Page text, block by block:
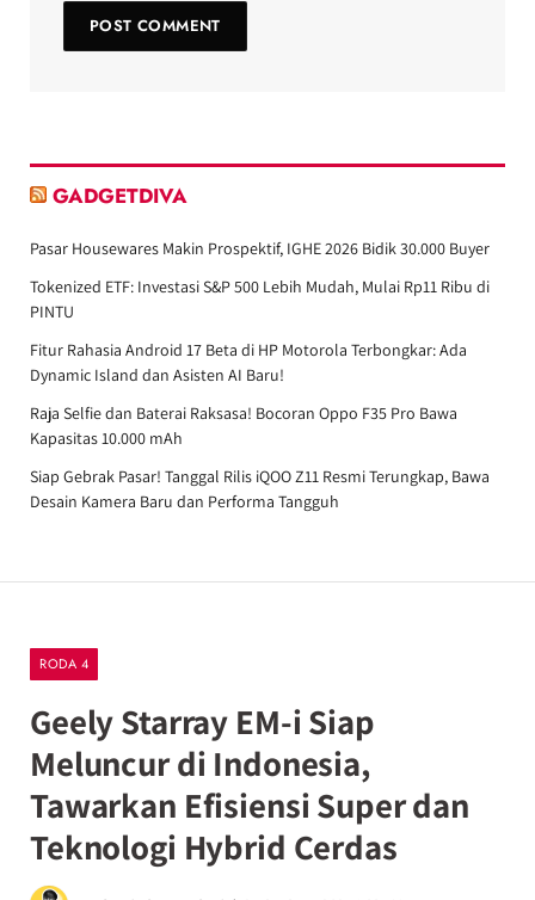
GADGETDIVA
Pasar Housewares Makin Prospektif, IGHE 2026 Bidik 30.000 Buyer
Tokenized ETF: Investasi S&P 500 Lebih Mudah, Mulai Rp11 Ribu di
PINTU
Fitur Rahasia Android 17 Beta di HP Motorola Terbongkar: Ada
Dynamic Island dan Asisten AI Baru!
Raja Selfie dan Baterai Raksasa! Bocoran Oppo F35 Pro Bawa
Kapasitas 10.000 mAh
Siap Gebrak Pasar! Tanggal Rilis iQOO Z11 Resmi Terungkap, Bawa
Desain Kamera Baru dan Performa Tangguh
RODA 4
Geely Starray EM-i Siap
Meluncur di Indonesia,
Tawarkan Efisiensi Super dan
Teknologi Hybrid Cerdas